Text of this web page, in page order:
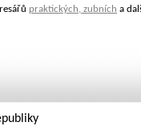
praktických, zubních a